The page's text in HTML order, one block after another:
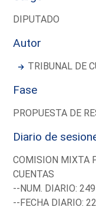
DIPUTADO
Autor
TRIBUNAL DE
Fase
PROPUESTA DE
Diario de
COMISION MIXTA
CUENTAS
--NUM. DIARIO: 249
--FECHA DIARIO: